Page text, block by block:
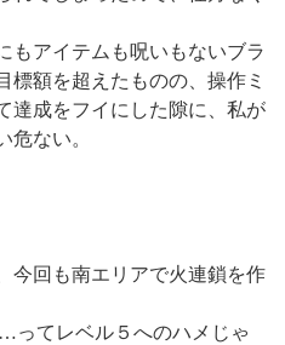
もアイテムも呪いもないブラ
標額を超えたものの、操作ミ
達成をフイにした隙に、私が
危ない。
今回も南エリアで火連鎖を作
ってレベル５へのハメじゃ